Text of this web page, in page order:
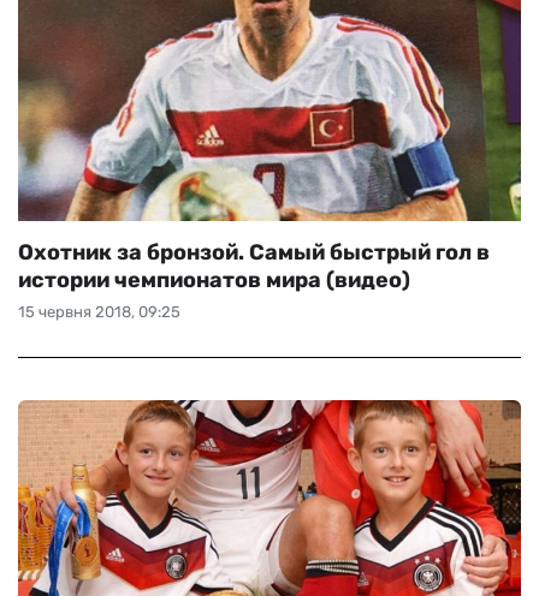
15 червня 2018, 09:25
Охотник за бронзой. Самый быстрый гол в
истории чемпионатов мира (видео)